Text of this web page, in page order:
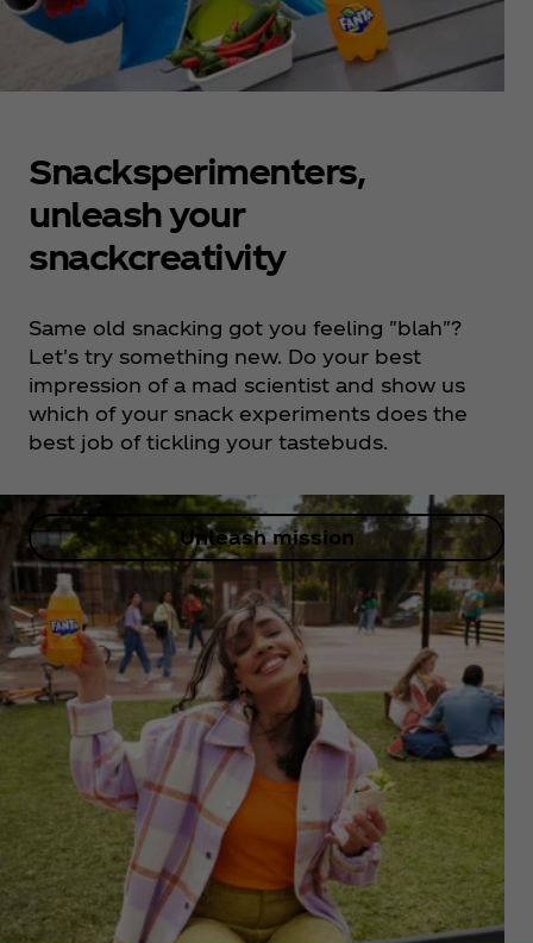
Snacksperimenters,
unleash your
snackcreativity
Same old snacking got you feeling "blah"?
Let's try something new. Do your best
impression of a mad scientist and show us
which of your snack experiments does the
best job of tickling your tastebuds.
Unleash mission